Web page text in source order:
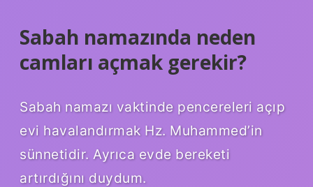
Sabah namazında neden
camları açmak gerekir?
Sabah namazı vaktinde pencereleri açıp
evi havalandırmak Hz. Muhammed’in
sünnetidir. Ayrıca evde bereketi
artırdığını duydum.